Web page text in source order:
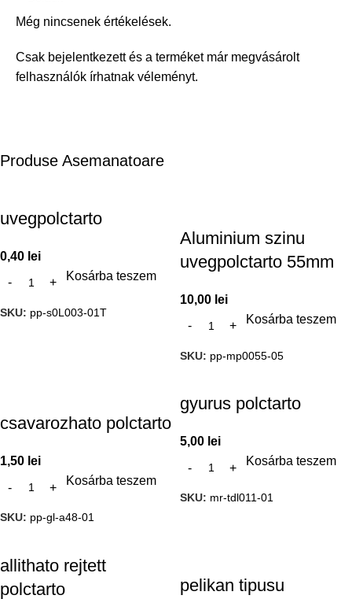
Még nincsenek értékelések.
Csak bejelentkezett és a terméket már megvásárolt
felhasználók írhatnak véleményt.
Produse Asemanatoare
uvegpolctarto
0,40 lei
Kosárba teszem
SKU: pp-s0L003-01T
Aluminium szinu
uvegpolctarto 55mm
10,00 lei
Kosárba teszem
SKU: pp-mp0055-05
csavarozhato polctarto
1,50 lei
Kosárba teszem
SKU: pp-gl-a48-01
gyurus polctarto
5,00 lei
Kosárba teszem
SKU: mr-tdl011-01
allithato rejtett
polctarto
pelikan tipusu